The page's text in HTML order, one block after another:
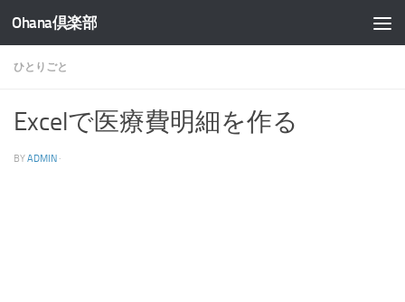
コンテンツへスキップ
Ohana倶楽部
ひとりごと
Excelで医療費明細を作る
BYADMIN ·